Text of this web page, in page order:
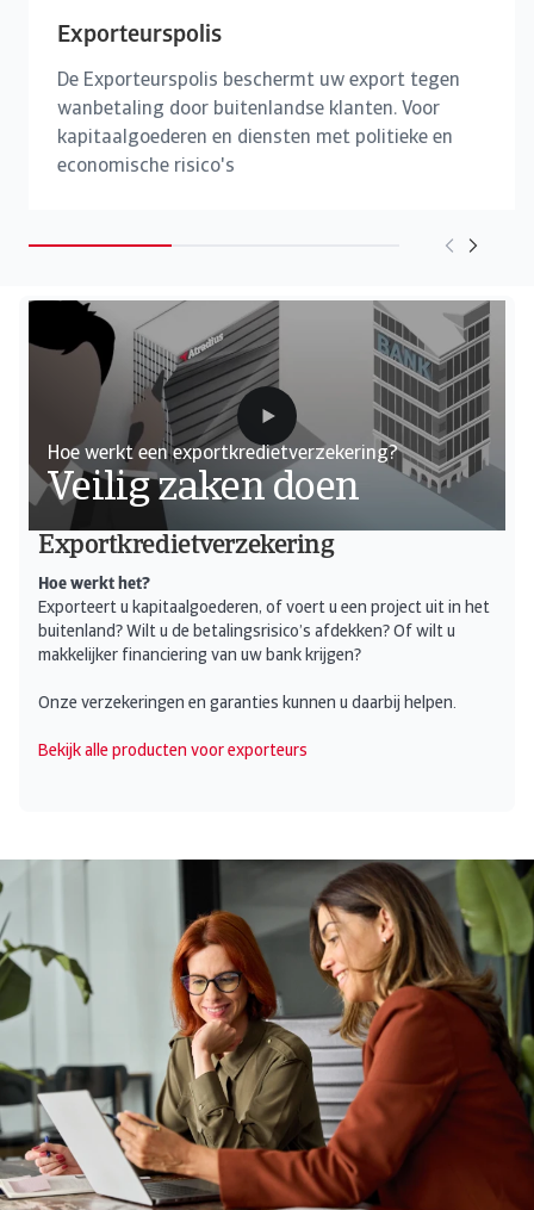
Exporteurspolis
De Exporteurspolis beschermt uw export tegen
wanbetaling door buitenlandse klanten. Voor
kapitaalgoederen en diensten met politieke en
economische risico's
Exportkredietverzekering
Hoe werkt het?
Exporteert u kapitaalgoederen, of voert u een project uit in het
buitenland? Wilt u de betalingsrisico’s afdekken? Of wilt u
makkelijker financiering van uw bank krijgen?
Onze verzekeringen en garanties kunnen u daarbij helpen.
Bekijk alle producten voor exporteurs
Hoe werkt een exportkredietverzekering?
Veilig zaken doen